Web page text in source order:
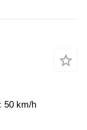
50 km/h